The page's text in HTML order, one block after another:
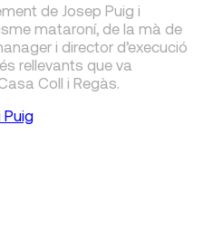
de Josep Puig i
mataroní, de la mà de
i director d’execució
rellevants que va
Coll i Regàs.
Puig